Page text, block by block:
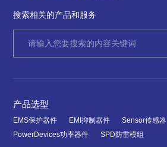
搜索相关的产品和服务
产品选型
EMS保护器件 EMI抑制器件
Sensor传感器
PowerDevices功率器件
SPD防雷模组